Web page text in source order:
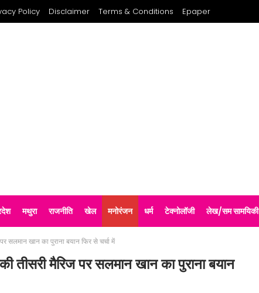
Policy Disclaimer Terms & Conditions Epaper
मथुरा राजनीति खेल मनोरंजन धर्म टेक्नोलॉजी लेख/सम सामयिकी
सलमान खान का पुराना बयान फिर से चर्चा में
तीसरी मैरिज पर सलमान खान का पुराना बयान